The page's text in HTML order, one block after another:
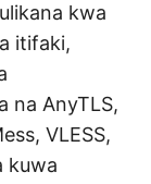
kwa
itifaki,
na AnyTLS,
VLESS,
kuwa